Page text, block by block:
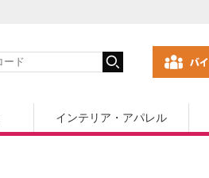
インテリア・アパレル